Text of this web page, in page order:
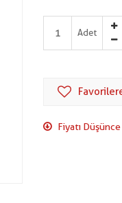
Adet
Fiyatı